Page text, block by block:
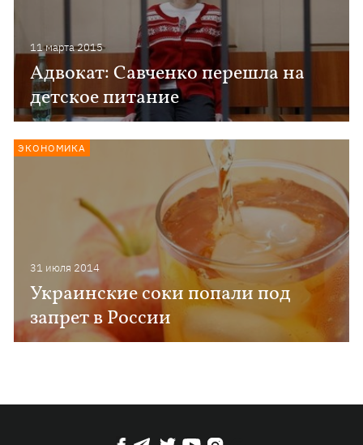
11 марта 2015
Адвокат: Савченко перешла на
детское питание
31 июля 2014
Украинские соки попали под
запрет в России
ЭКОНОМИКА